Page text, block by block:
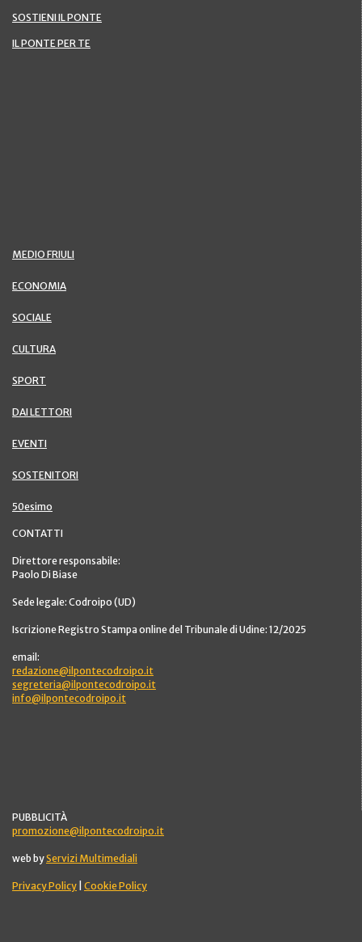
SOSTIENI IL PONTE
IL PONTE PER TE
MEDIO FRIULI
ECONOMIA
SOCIALE
CULTURA
SPORT
DAI LETTORI
EVENTI
SOSTENITORI
50esimo
CONTATTI
Direttore responsabile:
Paolo Di Biase
Sede legale: Codroipo (UD)
Iscrizione Registro Stampa online del Tribunale di Udine: 12/2025
email:
redazione@ilpontecodroipo.it
segreteria@ilpontecodroipo.it
info@ilpontecodroipo.it
PUBBLICITÀ
promozione@ilpontecodroipo.it
web byServizi Multimediali
Privacy Policy Cookie Policy